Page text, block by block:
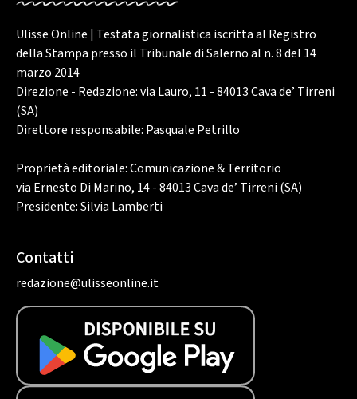
Ulisse Online | Testata giornalistica iscritta al Registro
della Stampa presso il Tribunale di Salerno al n. 8 del 14
marzo 2014
Direzione - Redazione: via Lauro, 11 - 84013 Cava de’ Tirreni
(SA)
Direttore responsabile: Pasquale Petrillo
Proprietà editoriale: Comunicazione & Territorio
via Ernesto Di Marino, 14 - 84013 Cava de’ Tirreni (SA)
Presidente: Silvia Lamberti
Contatti
redazione@ulisseonline.it